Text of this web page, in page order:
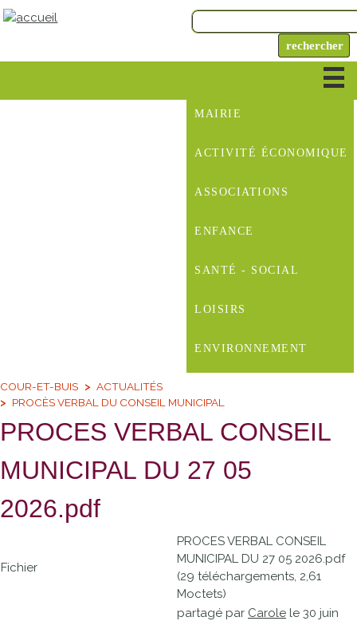
MAIRIE
ACTIVITÉ ÉCONOMIQUE
ASSOCIATIONS
ENFANCE
SANTÉ - SOCIAL
LOISIRS
ENVIRONNEMENT
COUR-ET-BUIS
ACTUALITÉS
PROCÈS VERBAL DU CONSEIL MUNICIPAL
PROCES VERBAL CONSEIL
MUNICIPAL DU 27 05
2026.pdf
Fichier
PROCES VERBAL CONSEIL
MUNICIPAL DU 27 05 2026.pdf
(29 téléchargements, 2,61
Moctets)
partagé par Carole le 30 juin